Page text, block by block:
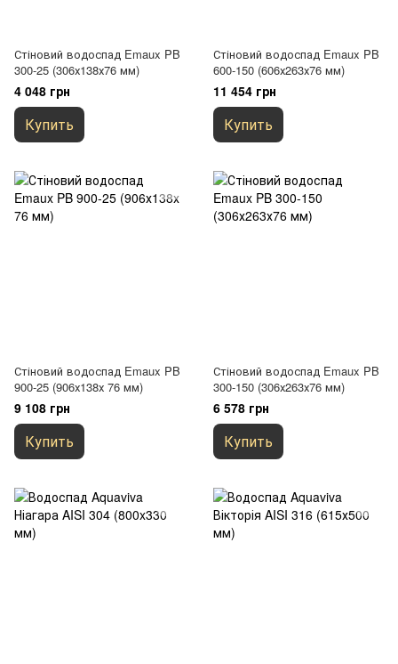
Стіновий водоспад Emaux PB
300-25 (306х138х76 мм)
4 048 грн
Купить
Стіновий водоспад Emaux PB
600-150 (606х263х76 мм)
11 454 грн
Купить
Стіновий водоспад Emaux PB
900-25 (906х138х 76 мм)
9 108 грн
Купить
Стіновий водоспад Emaux PB
300-150 (306х263х76 мм)
6 578 грн
Купить